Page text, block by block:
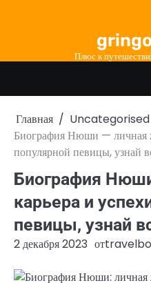
Плюс к
Главная
Uncategorised
Биография Нюши — личная
популярной певицы, узнай
Биография
карьера и
певицы, узнай
2 декабря 2023 от